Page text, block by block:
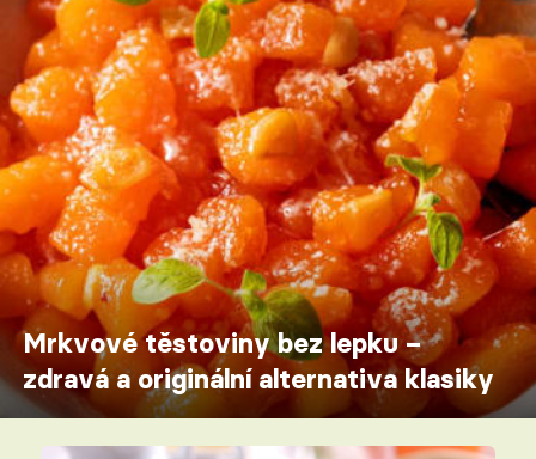
Mrkvové těstoviny bez lepku –
zdravá a originální alternativa klasiky